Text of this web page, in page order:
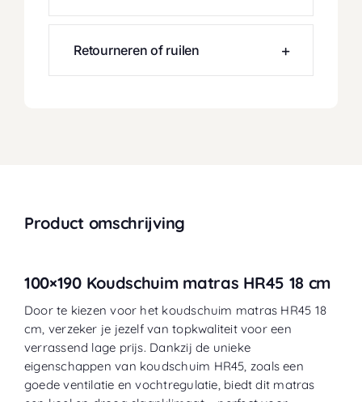
Retourneren of ruilen
Product omschrijving
100×190 Koudschuim matras HR45 18 cm
Door te kiezen voor het koudschuim matras HR45 18
cm, verzeker je jezelf van topkwaliteit voor een
verrassend lage prijs. Dankzij de unieke
eigenschappen van koudschuim HR45, zoals een
goede ventilatie en vochtregulatie, biedt dit matras